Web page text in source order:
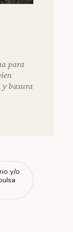
para
y basura
y/o